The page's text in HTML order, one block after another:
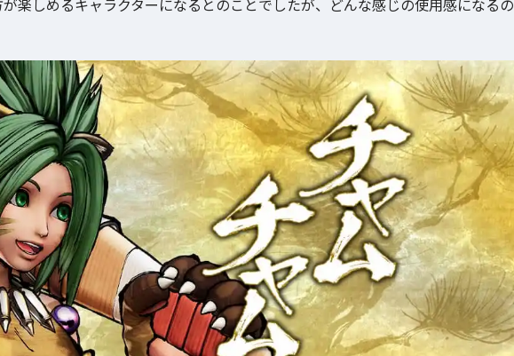
楽しめるキャラクターになるとのことでしたが、どんな感じの使用感になるの